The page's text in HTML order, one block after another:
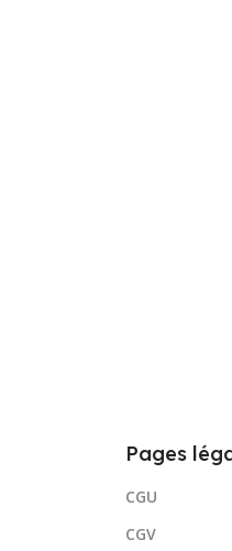
Pages
CGU
CGV